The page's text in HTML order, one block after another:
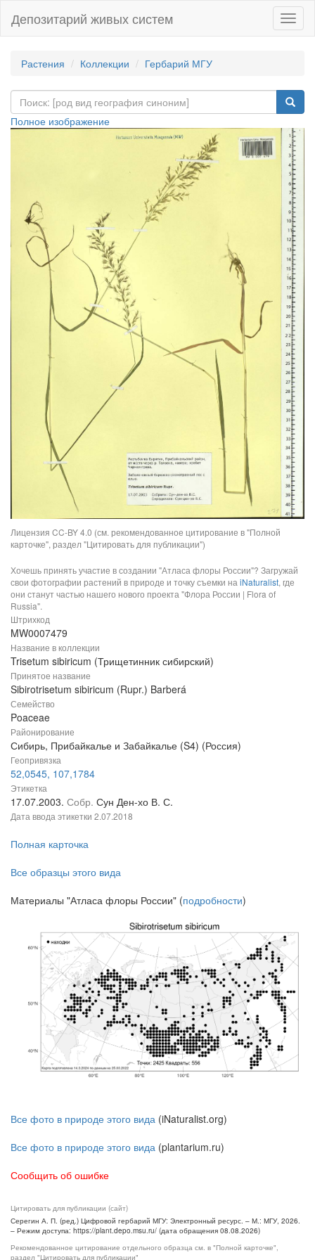
Депозитарий живых систем
Растения Коллекции Гербарий МГУ
Полное изображение
Лицензия CC-BY 4.0 (см. рекомендованное цитирование в "Полной
карточке", раздел "Цитировать для публикации")
Хочешь принять участие в создании "Атласа флоры России"? Загружай
свои фотографии растений в природе и точку съемки на iNaturalist, где
они станут частью нашего нового проекта "Флора России | Flora of
Russia".
Штрихкод
MW0007479
Название в коллекции
Trisetum sibiricum (Трищетинник сибирский)
Принятое название
Sibirotrisetum sibiricum (Rupr.) Barberá
Семейство
Poaceae
Районирование
Сибирь, Прибайкалье и Забайкалье (S4) (Россия)
Геопривязка
52,0545, 107,1784
Этикетка
17.07.2003. Собр. Сун Ден-хо В. С.
Дата ввода этикетки 2.07.2018
Полная карточка
Все образцы этого вида
Материалы "Атласа флоры России" (подробности)
Все фото в природе этого вида (iNaturalist.org)
Все фото в природе этого вида (plantarium.ru)
Сообщить об ошибке
Цитировать для публикации (сайт)
Серегин А. П. (ред.) Цифровой гербарий МГУ: Электронный ресурс. – М.: МГУ, 2026.
– Режим доступа: https://plant.depo.msu.ru/ (дата обращения 08.08.2026)
Рекомендованное цитирование отдельного образца см. в "Полной карточке",
раздел "Цитировать для публикации"